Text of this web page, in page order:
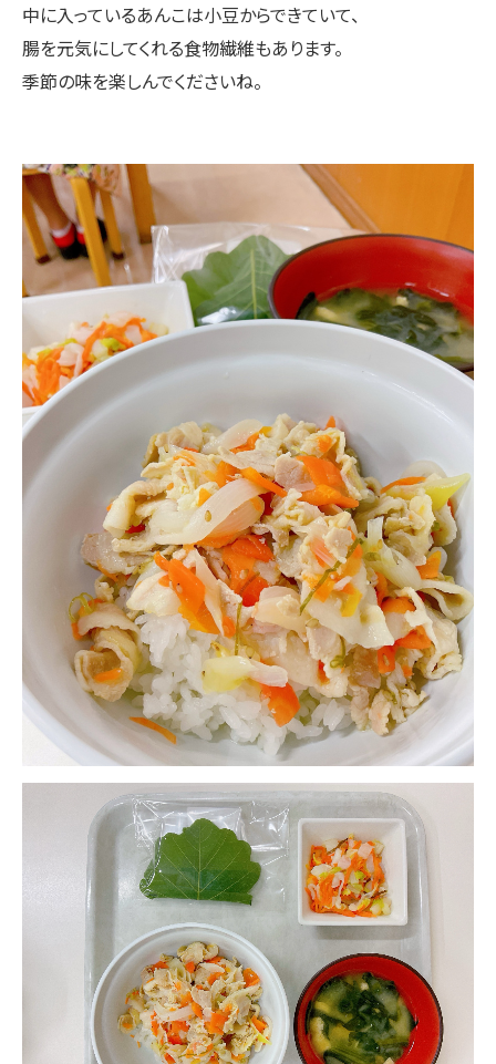
中に入っているあんこは小豆からできていて、
腸を元気にしてくれる食物繊維もあります。
季節の味を楽しんでくださいね。